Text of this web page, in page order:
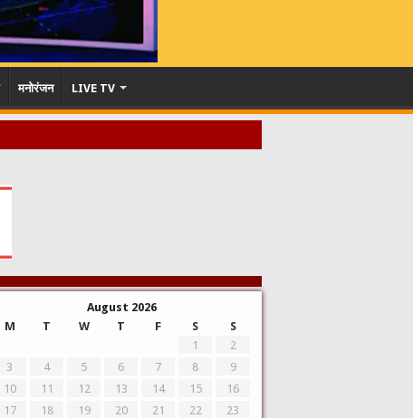
मनोरंजन LIVE TV
August 2026
M
T W T F S
S
1
2
3
4 5 6 7 8
9
10
11 12 13 14 15
16
17
18 19 20 21 22
23